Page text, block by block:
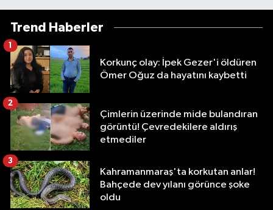
Trend Haberler
Korkunç olay: İpek Gezer'i öldüren
Ömer Oğuz da hayatını kaybetti
1
Çimlerin üzerinde mide bulandıran
görüntü! Çevredekilere aldırış
etmediler
2
Kahramanmaraş'ta korkutan anlar!
Bahçede dev yılanı görünce şoke
oldu
3